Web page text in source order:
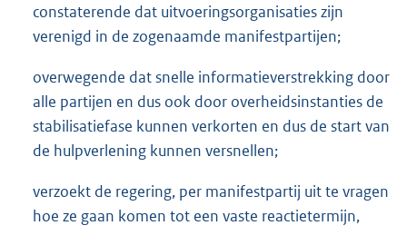
constaterende dat uitvoeringsorganisaties zijn
verenigd in de zogenaamde manifestpartijen;
overwegende dat snelle informatieverstrekking door
alle partijen en dus ook door overheidsinstanties de
stabilisatiefase kunnen verkorten en dus de start van
de hulpverlening kunnen versnellen;
verzoekt de regering, per manifestpartij uit te vragen
hoe ze gaan komen tot een vaste reactietermijn,